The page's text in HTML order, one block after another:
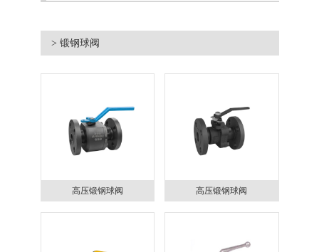
> 锻钢球阀
高压锻钢球阀
公称通径: 15~200mm
高压锻钢球阀